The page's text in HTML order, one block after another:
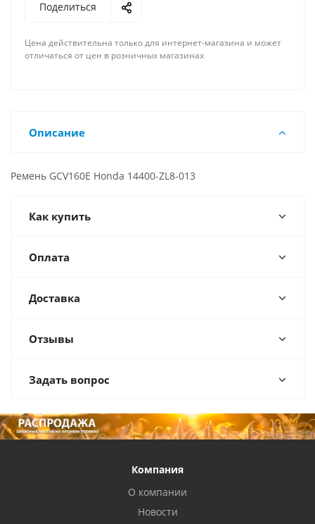
Поделиться
Цена действительна только для интернет-магазина и может
отличаться от цен в розничных магазинах
Описание
Ремень GCV160E Honda 14400-ZL8-013
Как купить
Оплата
Доставка
Отзывы
Задать вопрос
Компания
О компании
Новости